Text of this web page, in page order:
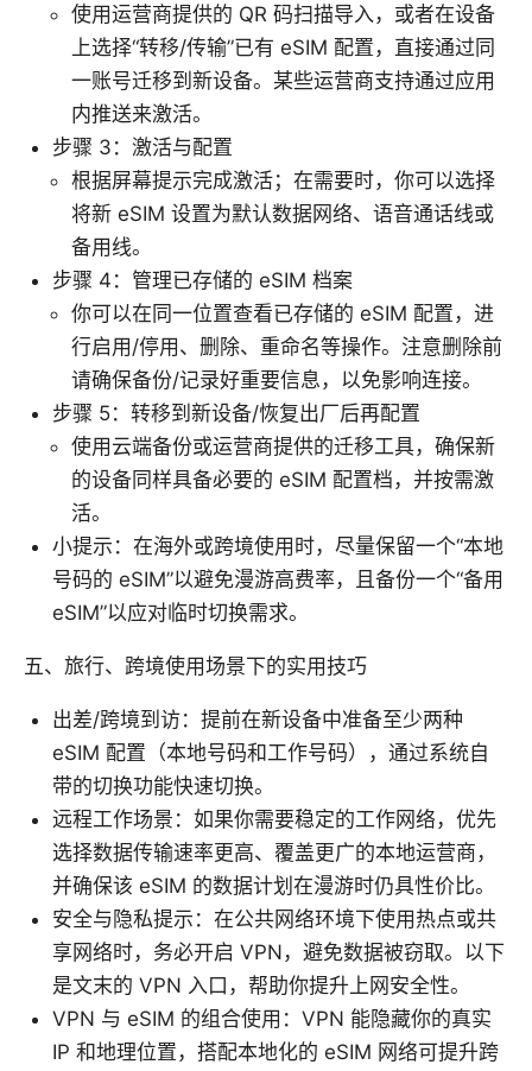
使用运营商提供的 QR 码扫描导入，或者在设备
上选择“转移/传输”已有 eSIM 配置，直接通过同
一账号迁移到新设备。某些运营商支持通过应用
内推送来激活。
步骤 3：激活与配置
根据屏幕提示完成激活；在需要时，你可以选择
将新 eSIM 设置为默认数据网络、语音通话线或
备用线。
步骤 4：管理已存储的 eSIM 档案
你可以在同一位置查看已存储的 eSIM 配置，进
行启用/停用、删除、重命名等操作。注意删除前
请确保备份/记录好重要信息，以免影响连接。
步骤 5：转移到新设备/恢复出厂后再配置
使用云端备份或运营商提供的迁移工具，确保新
的设备同样具备必要的 eSIM 配置档，并按需激
活。
小提示：在海外或跨境使用时，尽量保留一个“本地
号码的 eSIM”以避免漫游高费率，且备份一个“备用
eSIM”以应对临时切换需求。
五、旅行、跨境使用场景下的实用技巧
出差/跨境到访：提前在新设备中准备至少两种
eSIM 配置（本地号码和工作号码），通过系统自
带的切换功能快速切换。
远程工作场景：如果你需要稳定的工作网络，优先
选择数据传输速率更高、覆盖更广的本地运营商，
并确保该 eSIM 的数据计划在漫游时仍具性价比。
安全与隐私提示：在公共网络环境下使用热点或共
享网络时，务必开启 VPN，避免数据被窃取。以下
是文末的 VPN 入口，帮助你提升上网安全性。
VPN 与 eSIM 的组合使用：VPN 能隐藏你的真实
IP 和地理位置，搭配本地化的 eSIM 网络可提升跨